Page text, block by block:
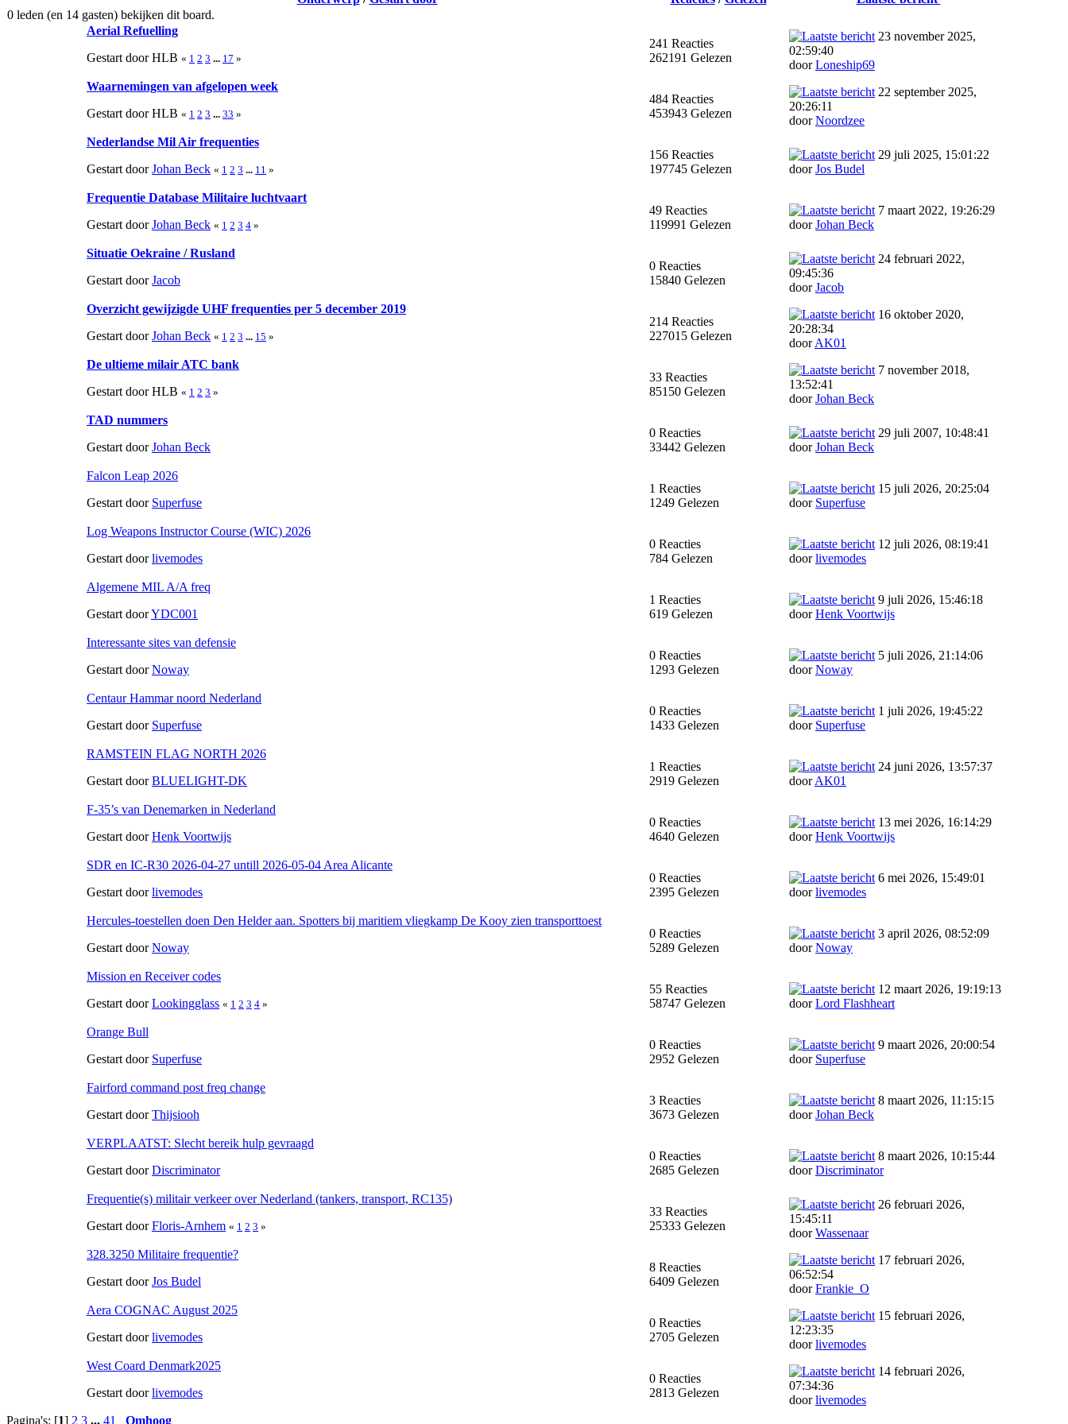
0 leden (en 14 gasten) bekijken dit board.
Aerial Refuelling
Gestart door HLB « 1 2 3 ... 17 »
241 Reacties
262191 Gelezen
23 november 2025,
02:59:40
doorLoneship69
Waarnemingen van afgelopen week
Gestart door HLB « 1 2 3 ... 33 »
484 Reacties
453943 Gelezen
22 september 2025,
20:26:11
doorNoordzee
Nederlandse Mil Air frequenties
Gestart doorJohan Beck « 1 2 3 ... 11 »
156 Reacties
197745 Gelezen
29 juli 2025, 15:01:22
doorJos Budel
Frequentie Database Militaire luchtvaart
Gestart doorJohan Beck « 1 2 3 4 »
49 Reacties
119991 Gelezen
7 maart 2022, 19:26:29
doorJohan Beck
Situatie Oekraine / Rusland
Gestart doorJacob
0 Reacties
15840 Gelezen
24 februari 2022,
09:45:36
doorJacob
Overzicht gewijzigde UHF frequenties per 5 december 2019
Gestart doorJohan Beck « 1 2 3 ... 15 »
214 Reacties
227015 Gelezen
16 oktober 2020,
20:28:34
doorAK01
De ultieme milair ATC bank
Gestart door HLB « 1 2 3 »
33 Reacties
85150 Gelezen
7 november 2018,
13:52:41
doorJohan Beck
TAD nummers
Gestart doorJohan Beck
0 Reacties
33442 Gelezen
29 juli 2007, 10:48:41
doorJohan Beck
Falcon Leap 2026
Gestart door Superfuse
1 Reacties
1249 Gelezen
15 juli 2026, 20:25:04
door Superfuse
Log Weapons Instructor Course (WIC) 2026
Gestart doorlivemodes
0 Reacties
784 Gelezen
12 juli 2026, 08:19:41
doorlivemodes
Algemene MIL A/A freq
Gestart doorYDC001
1 Reacties
619 Gelezen
9 juli 2026, 15:46:18
doorHenk Voortwijs
Interessante sites van defensie
Gestart doorNoway
0 Reacties
1293 Gelezen
5 juli 2026, 21:14:06
doorNoway
Centaur Hammar noord Nederland
Gestart door Superfuse
0 Reacties
1433 Gelezen
1 juli 2026, 19:45:22
door Superfuse
RAMSTEIN FLAG NORTH 2026
Gestart doorBLUELIGHT-DK
1 Reacties
2919 Gelezen
24 juni 2026, 13:57:37
doorAK01
F-35’s van Denemarken in Nederland
Gestart doorHenk Voortwijs
0 Reacties
4640 Gelezen
13 mei 2026, 16:14:29
doorHenk Voortwijs
SDR en IC-R30 2026-04-27 untill 2026-05-04 Area Alicante
Gestart doorlivemodes
0 Reacties
2395 Gelezen
6 mei 2026, 15:49:01
doorlivemodes
Hercules-toestellen doen Den Helder aan. Spotters bij maritiem vliegkamp De Kooy zien transporttoest
Gestart doorNoway
0 Reacties
5289 Gelezen
3 april 2026, 08:52:09
doorNoway
Mission en Receiver codes
Gestart doorLookingglass « 1 2 3 4 »
55 Reacties
58747 Gelezen
12 maart 2026, 19:19:13
doorLord Flashheart
Orange Bull
Gestart door Superfuse
0 Reacties
2952 Gelezen
9 maart 2026, 20:00:54
door Superfuse
Fairford command post freq change
Gestart doorThijsiooh
3 Reacties
3673 Gelezen
8 maart 2026, 11:15:15
doorJohan Beck
VERPLAATST: Slecht bereik hulp gevraagd
Gestart doorDiscriminator
0 Reacties
2685 Gelezen
8 maart 2026, 10:15:44
doorDiscriminator
Frequentie(s) militair verkeer over Nederland (tankers, transport, RC135)
Gestart doorFloris-Arnhem « 1 2 3 »
33 Reacties
25333 Gelezen
26 februari 2026,
15:45:11
doorWassenaar
328.3250 Militaire frequentie?
Gestart doorJos Budel
8 Reacties
6409 Gelezen
17 februari 2026,
06:52:54
doorFrankie_O
Aera COGNAC August 2025
Gestart doorlivemodes
0 Reacties
2705 Gelezen
15 februari 2026,
12:23:35
doorlivemodes
West Coard Denmark2025
Gestart doorlivemodes
0 Reacties
2813 Gelezen
14 februari 2026,
07:34:36
doorlivemodes
Pagina's: [1] 2 3 ... 41 Omhoog